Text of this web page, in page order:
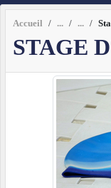
Accueil
STAGE